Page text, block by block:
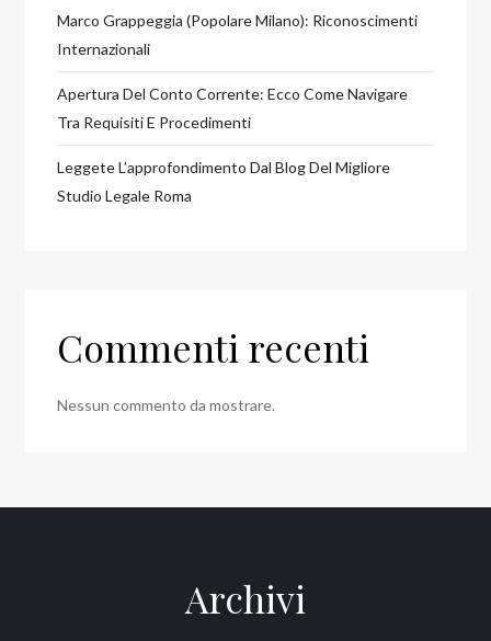
Marco Grappeggia (Popolare Milano): Riconoscimenti
Internazionali
Apertura Del Conto Corrente: Ecco Come Navigare
Tra Requisiti E Procedimenti
Leggete L’approfondimento Dal Blog Del Migliore
Studio Legale Roma
Commenti recenti
Nessun commento da mostrare.
Archivi